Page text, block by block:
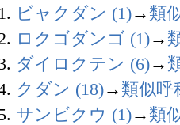
1. ビャクダン (1)→ 類
ロクゴダンゴ (1)→
ダイロクテン (6)→
クダン (18)→ 類似呼
サンビクウ (1)→ 類